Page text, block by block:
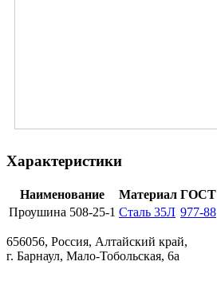
Характеристики
Наименование Материал ГОСТ
Проушина 508-25-1 Сталь 35Л 977-88
656056, Россия, Алтайский край,
г. Барнаул, Мало-Тобольская, 6а